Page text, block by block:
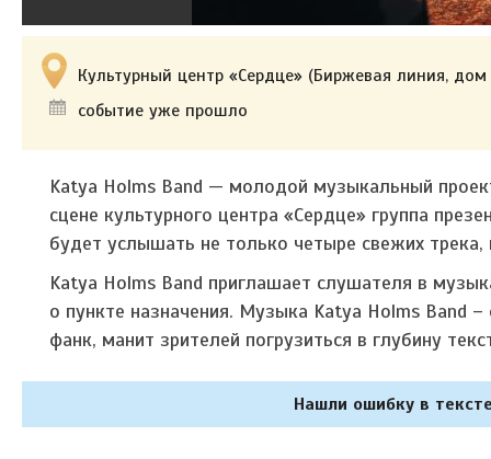
Культурный центр «Сердце» (Биржевая линия, дом
событие уже прошло
Katya Holms Band — молодой музыкальный
сцене культурного центра «Сердце» группа
будет услышать не только четыре свежих
Katya Holms Band приглашает слушателя в
о пункте назначения. Музыка Katya Holms Band
фанк, манит зрителей погрузиться в глубину
Нашли ошибку в